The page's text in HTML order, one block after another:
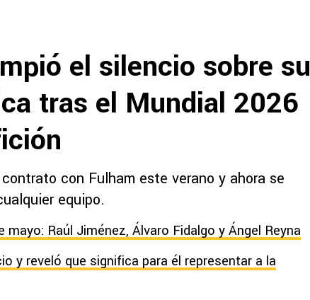
el silencio sobre su
tras el Mundial 2026
con Fulham este verano y ahora se
equipo.
Raúl Jiménez, Álvaro Fidalgo y Ángel Reyna
y reveló que significa para él representar a la